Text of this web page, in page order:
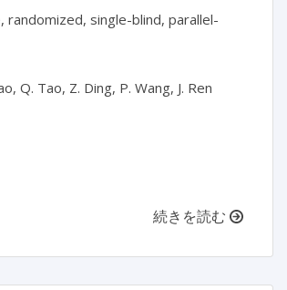
single-blind, parallel-
Q. Tao, Z. Ding, P. Wang, J. Ren
続きを読む